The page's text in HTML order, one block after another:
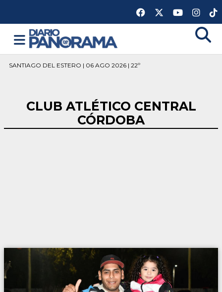
SANTIAGO DEL ESTERO | 06 AGO 2026 | 22º
CLUB ATLÉTICO CENTRAL
CÓRDOBA